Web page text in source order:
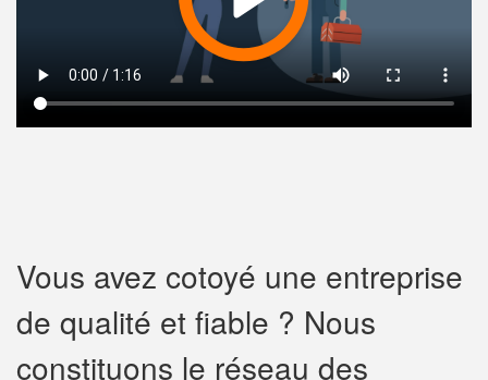
Vous avez cotoyé une entreprise
de qualité et fiable ? Nous
constituons le réseau des